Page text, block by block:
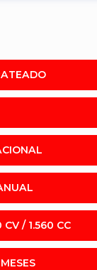
CV / 1.560 CC